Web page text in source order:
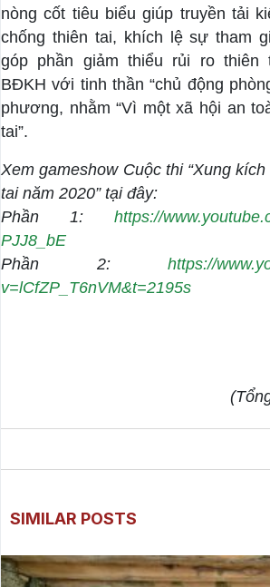
nòng cốt tiêu biểu giúp truyền tải
chống thiên tai, khích lệ sự tham
góp phần giảm thiểu rủi ro
BĐKH với tinh thần “chủ động
phương, nhằm “Vì một xã hội an
tai”.
Xem gameshow Cuộc thi “Xung
tai năm 2020” tại đây:
Phần 1: https://
PJJ8_bE
Phần 2: https://
v=lCfZP_T6nVM&t=2195s
SIMILAR POSTS